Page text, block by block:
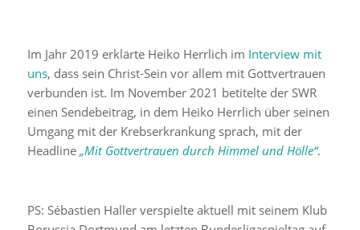
Im Jahr 2019 erklärte Heiko Herrlich im Interview mit
uns, dass sein Christ-Sein vor allem mit Gottvertrauen
verbunden ist. Im November 2021 betitelte der SWR
einen Sendebeitrag, in dem Heiko Herrlich über seinen
Umgang mit der Krebserkrankung sprach, mit der
Headline „Mit Gottvertrauen durch Himmel und Hölle“.
PS: Sébastien Haller verspielte aktuell mit seinem Klub